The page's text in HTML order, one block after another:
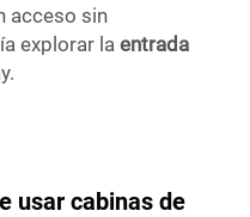
acceso sin
explorar la entrada
usar cabinas de